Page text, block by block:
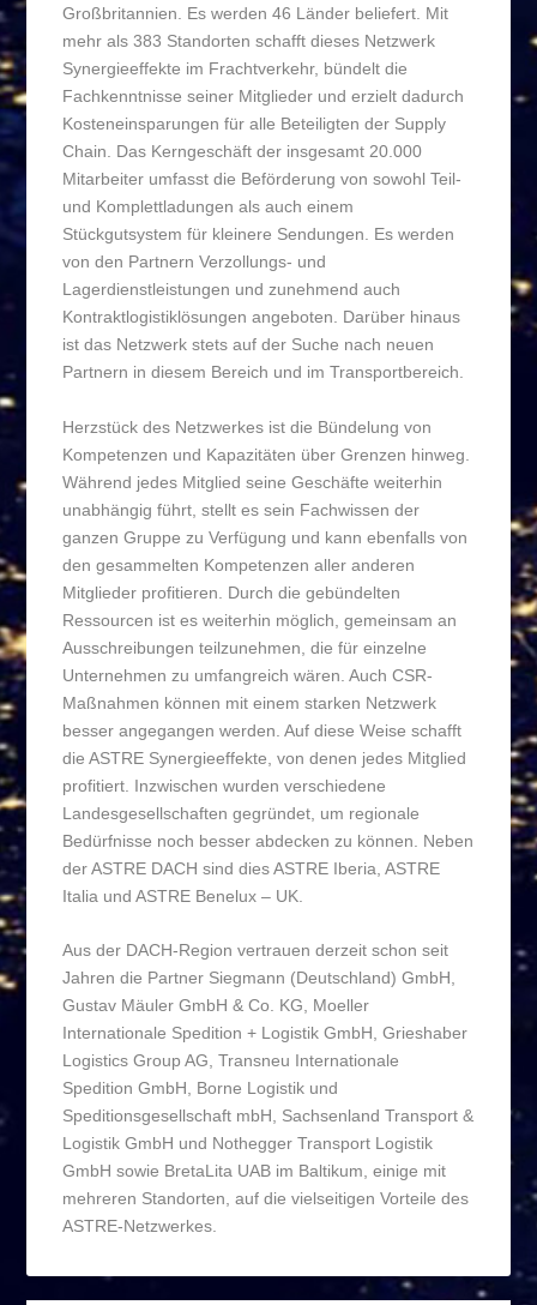
Großbritannien. Es werden 46 Länder beliefert. Mit
mehr als 383 Standorten schafft dieses Netzwerk
Synergieeffekte im Frachtverkehr, bündelt die
Fachkenntnisse seiner Mitglieder und erzielt dadurch
Kosteneinsparungen für alle Beteiligten der Supply
Chain. Das Kerngeschäft der insgesamt 20.000
Mitarbeiter umfasst die Beförderung von sowohl Teil-
und Komplettladungen als auch einem
Stückgutsystem für kleinere Sendungen. Es werden
von den Partnern Verzollungs- und
Lagerdienstleistungen und zunehmend auch
Kontraktlogistiklösungen angeboten. Darüber hinaus
ist das Netzwerk stets auf der Suche nach neuen
Partnern in diesem Bereich und im Transportbereich.
Herzstück des Netzwerkes ist die Bündelung von
Kompetenzen und Kapazitäten über Grenzen hinweg.
Während jedes Mitglied seine Geschäfte weiterhin
unabhängig führt, stellt es sein Fachwissen der
ganzen Gruppe zu Verfügung und kann ebenfalls von
den gesammelten Kompetenzen aller anderen
Mitglieder profitieren. Durch die gebündelten
Ressourcen ist es weiterhin möglich, gemeinsam an
Ausschreibungen teilzunehmen, die für einzelne
Unternehmen zu umfangreich wären. Auch CSR-
Maßnahmen können mit einem starken Netzwerk
besser angegangen werden. Auf diese Weise schafft
die ASTRE Synergieeffekte, von denen jedes Mitglied
profitiert. Inzwischen wurden verschiedene
Landesgesellschaften gegründet, um regionale
Bedürfnisse noch besser abdecken zu können. Neben
der ASTRE DACH sind dies ASTRE Iberia, ASTRE
Italia und ASTRE Benelux – UK.
Aus der DACH-Region vertrauen derzeit schon seit
Jahren die Partner Siegmann (Deutschland) GmbH,
Gustav Mäuler GmbH & Co. KG, Moeller
Internationale Spedition + Logistik GmbH, Grieshaber
Logistics Group AG, Transneu Internationale
Spedition GmbH, Borne Logistik und
Speditionsgesellschaft mbH, Sachsenland Transport &
Logistik GmbH und Nothegger Transport Logistik
GmbH sowie BretaLita UAB im Baltikum, einige mit
mehreren Standorten, auf die vielseitigen Vorteile des
ASTRE-Netzwerkes.